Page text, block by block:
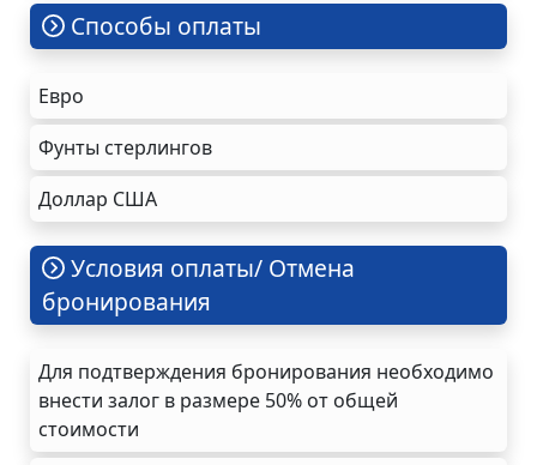
Cпособы оплаты
Евро
Фунты стерлингов
Доллар США
Условия оплаты/ Отмена
бронирования
Для подтверждения бронирования необходимо
внести залог в размере 50% от общей
стоимости